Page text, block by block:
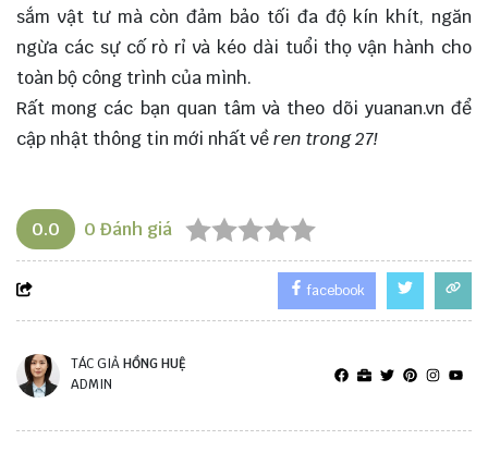
sắm vật tư mà còn đảm bảo tối đa độ kín khít, ngăn
ngừa các sự cố rò rỉ và kéo dài tuổi thọ vận hành cho
toàn bộ công trình của mình.
Rất mong các bạn quan tâm và theo dõi yuanan.vn để
cập nhật thông tin mới nhất vềren trong 27!
0.0 0 Đánh giá
facebook
TÁC GIẢHỒNG HUỆ
ADMIN